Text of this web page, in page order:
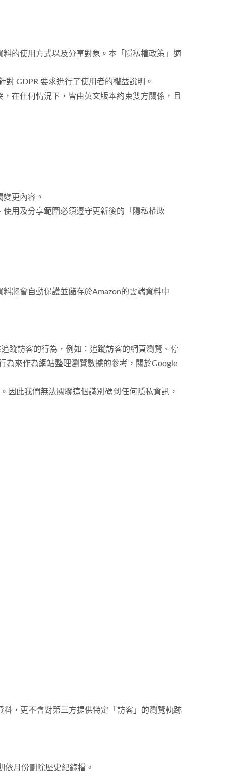
的使用方式以及分享對象。本「隱私權政策」適
GDPR 要求進行了使用者的權益說明。
在任何情況下，皆由英文版本約束雙方關係，且
更內容。
用及分享範圍必須遵守更新後的「隱私權政
將會自動保護並儲存於Amazon的雲端資料中
蹤訪客的行為，例如：追蹤訪客的網頁瀏覽、停
為來作為網站整理瀏覽數據的參考，關於Google
因此我們無法關聯這個識別碼到任何隱私資訊，
，更不會對第三方提供特定「訪客」的瀏覽軌跡
月份刪除歷史紀錄檔。